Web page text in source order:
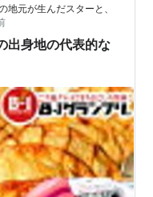
給食メニュー 揚げ
地元が生んだスターと、
出身地の代表的な